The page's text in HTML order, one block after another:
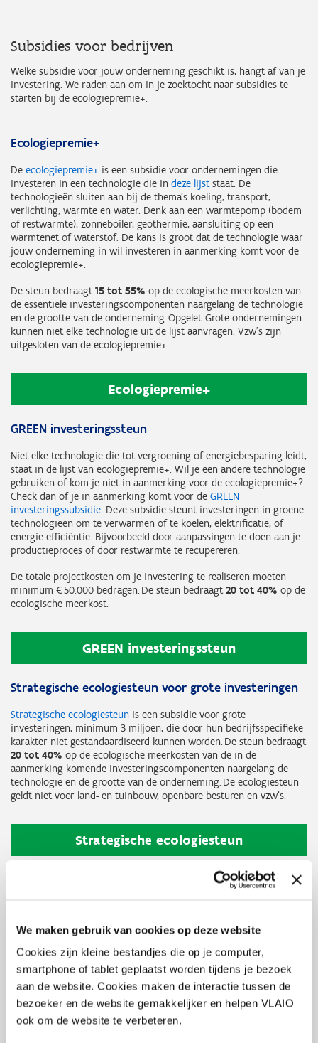
We maken gebruik van cookies op deze website
Cookies zijn kleine bestandjes die op je computer,
smartphone of tablet geplaatst worden tijdens je bezoek
aan de website. Cookies maken de interactie tussen de
bezoeker en de website gemakkelijker en helpen VLAIO
ook om de website te verbeteren.
Subsidies voor bedrijven
Welke subsidie voor jouw onderneming geschikt is, hangt af van je
investering. We raden aan om in je zoektocht naar subsidies te
starten bij de ecologiepremie+.
Ecologiepremie+
De ecologiepremie+ is een subsidie voor ondernemingen die
investeren in een technologie die in deze lijststaat. De
technologieën sluiten aan bij de thema’s koeling, transport,
verlichting, warmte en water. Denk aan een warmtepomp (bodem
of restwarmte), zonneboiler, geothermie, aansluiting op een
warmtenet of waterstof. De kans is groot dat de technologie waar
jouw onderneming in wil investeren in aanmerking komt voor de
ecologiepremie+.
De steun bedraagt15 tot 55% op de ecologische meerkosten van
de essentiële investeringscomponenten naargelang de technologie
en de grootte van de onderneming. Opgelet: Grote ondernemingen
kunnen niet elke technologie uit de lijst aanvragen. Vzw's zijn
uitgesloten van de ecologiepremie+.
Ecologiepremie+
GREEN investeringssteun
Niet elke technologie die tot vergroening of energiebesparing leidt,
staat in de lijst van ecologiepremie+. Wil je een andere technologie
gebruiken of kom je niet in aanmerking voor de ecologiepremie+?
Check dan of je in aanmerking komt voor de GREEN
investeringssubsidie. Deze subsidie steunt investeringen in groene
technologieën om te verwarmen of te koelen, elektrificatie, of
energie efficiëntie. Bijvoorbeeld door aanpassingen te doen aan je
productieproces of door restwarmte te recupereren.
De totale projectkosten om je investering te realiseren moeten
minimum € 50.000 bedragen. De steun bedraagt20 tot 40% op de
ecologische meerkost.
GREEN investeringssteun
Strategische ecologiesteun voor grote investeringen
Strategische ecologiesteun is een subsidie voor grote
investeringen, minimum 3 miljoen, die door hun bedrijfsspecifieke
karakter niet gestandaardiseerd kunnen worden. De steun bedraagt
20 tot 40% op de ecologische meerkosten van de in de
aanmerking komende investeringscomponenten naargelang de
technologie en de grootte van de onderneming. De ecologiesteun
geldt niet voor land- en tuinbouw, openbare besturen en vzw's.
Strategische ecologiesteun
onderneming?
In welke technologie wil je investeren?
Check detechnologieënlijst van de ecologiepremie+
Staat jouw technologie erin?
JA > Dien je aanvraag in voor ecologiepremie+
NEE > Check de voorwaarden voor de